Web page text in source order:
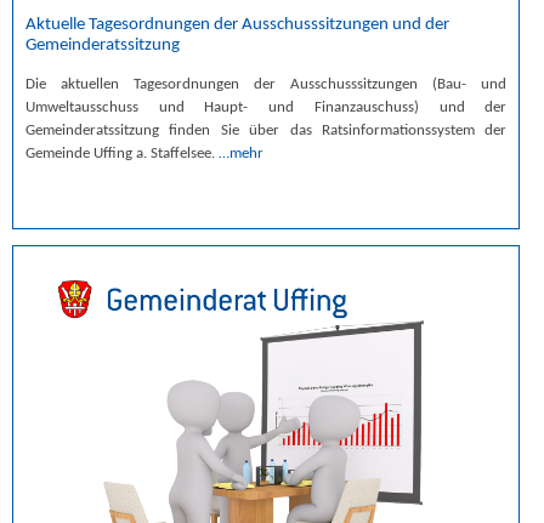
Aktuelle Tagesordnungen der Ausschusssitzungen und der
Gemeinderatssitzung
Die aktuellen Tagesordnungen der Ausschusssitzungen (Bau- und
Umweltausschuss und Haupt- und Finanzauschuss) und der
Gemeinderatssitzung finden Sie über das Ratsinformationssystem der
Gemeinde Uffing a. Staffelsee. …mehr